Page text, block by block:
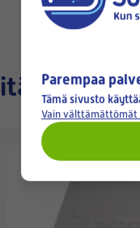
Parempaa
Tämä sivusto
Vain välttämättömät